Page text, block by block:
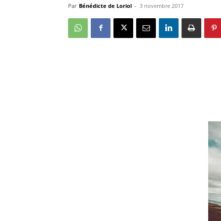
Par Bénédicte de Loriol - 3 novembre 2017